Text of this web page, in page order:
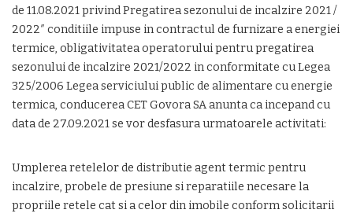
de 11.08.2021 privind Pregatirea sezonului de incalzire 2021 /
2022″ conditiile impuse in contractul de furnizare a energiei
termice, obligativitatea operatorului pentru pregatirea
sezonului de incalzire 2021/2022 in conformitate cu Legea
325/2006 Legea serviciului public de alimentare cu energie
termica, conducerea CET Govora SA anunta ca incepand cu
data de 27.09.2021 se vor desfasura urmatoarele activitati:
Umplerea retelelor de distributie agent termic pentru
incalzire, probele de presiune si reparatiile necesare la
propriile retele cat si a celor din imobile conform solicitarii